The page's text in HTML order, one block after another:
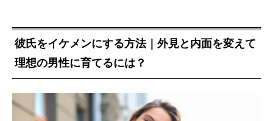
彼氏をイケメンにする方法｜外見と内面を変えて
理想の男性に育てるには？